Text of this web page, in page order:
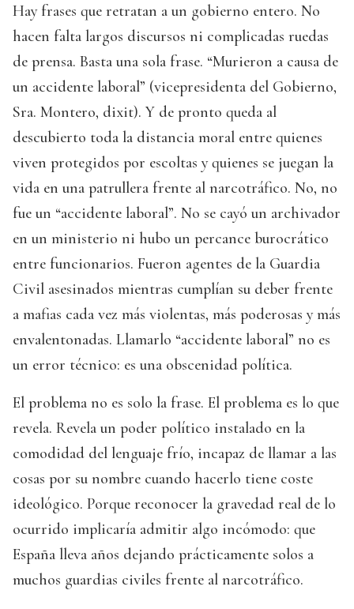
Hay frases que retratan a un gobierno entero. No
hacen falta largos discursos ni complicadas ruedas
de prensa. Basta una sola frase. “Murieron a causa de
un accidente laboral” (vicepresidenta del Gobierno,
Sra. Montero, dixit). Y de pronto queda al
descubierto toda la distancia moral entre quienes
viven protegidos por escoltas y quienes se juegan la
vida en una patrullera frente al narcotráfico. No, no
fue un “accidente laboral”. No se cayó un archivador
en un ministerio ni hubo un percance burocrático
entre funcionarios. Fueron agentes de la Guardia
Civil asesinados mientras cumplían su deber frente
a mafias cada vez más violentas, más poderosas y más
envalentonadas. Llamarlo “accidente laboral” no es
un error técnico: es una obscenidad política.
El problema no es solo la frase. El problema es lo que
revela. Revela un poder político instalado en la
comodidad del lenguaje frío, incapaz de llamar a las
cosas por su nombre cuando hacerlo tiene coste
ideológico. Porque reconocer la gravedad real de lo
ocurrido implicaría admitir algo incómodo: que
España lleva años dejando prácticamente solos a
muchos guardias civiles frente al narcotráfico.